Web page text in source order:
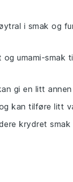
i smak og
umami-smak
gi en litt
kan tilføre litt
krydret